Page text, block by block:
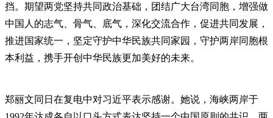
挡。期望两党坚持共同政治基础，团结广大台湾同胞，增强做
中国人的志气、骨气、底气，深化交流合作，促进共同发展，
推进国家统一，坚定守护中华民族共同家园，守护两岸同胞根
本利益，携手开创中华民族更加美好的未来。
郑丽文同日在复电中对习近平表示感谢。她说，海峡两岸于